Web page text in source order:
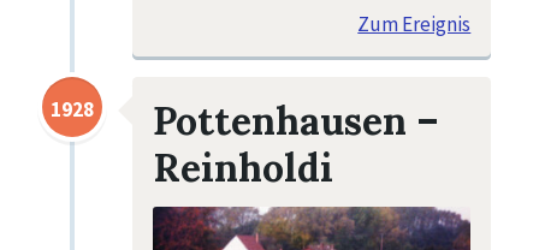
Zum Ereignis
1928
Pottenhausen –
Reinholdi